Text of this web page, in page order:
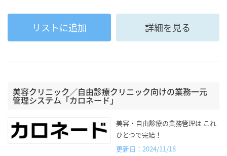
リストに追加 詳細を見る
美容クリニック／自由診療クリニック向けの業務一元
管理システム「カロネード」
美容・自由診療の業務管理は これ
ひとつで完結！
更新日：2024/11/18